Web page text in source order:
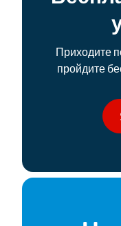
Приходите
пройдите